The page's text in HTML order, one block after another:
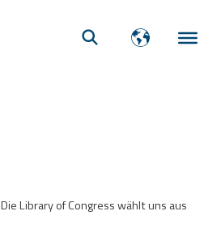
Die Library of Congress wählt uns aus